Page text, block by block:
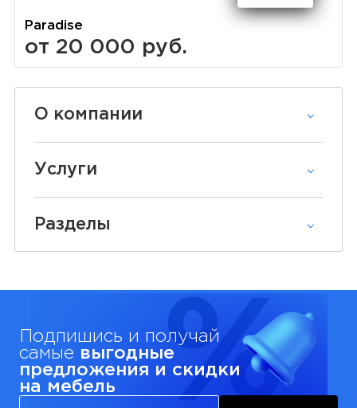
О компании
Услуги
Разделы
Paradise
от 20 000 руб.
Подпишись и получай
самые выгодные
предложения и скидки
на мебель